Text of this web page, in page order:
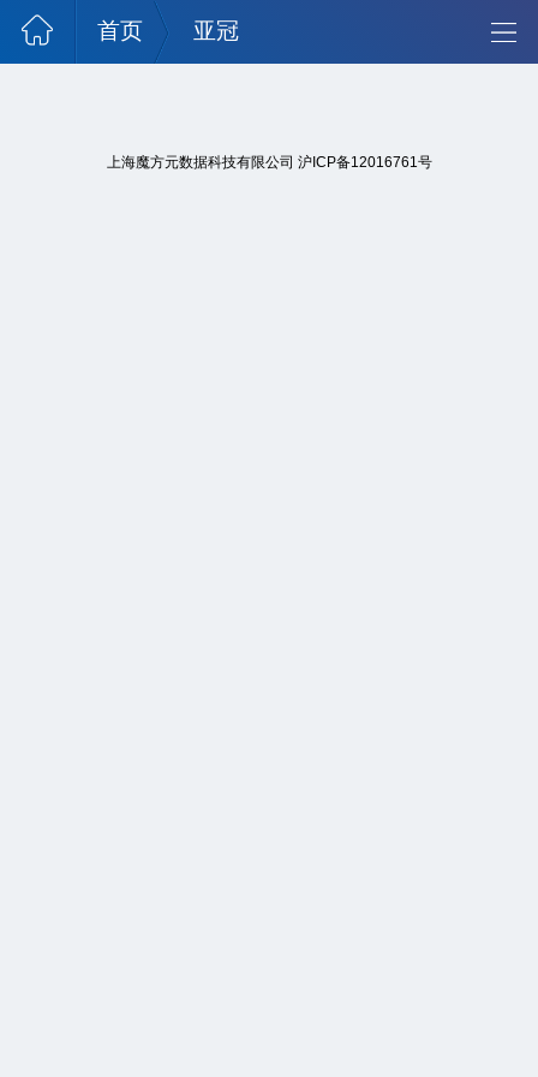
首页 亚冠
上海魔方元数据科技有限公司 沪ICP备12016761号